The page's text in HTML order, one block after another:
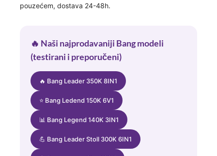
pouzećem, dostava 24-48h.
🔥 Naši najprodavaniji Bang modeli
(testirani i preporučeni)
🔥 Bang Leader 350K 8IN1
⭐ Bang Ledend 150K 6V1
📊 Bang Legend 140K 3IN1
💪 Bang Leader Stoll 300K 6IN1